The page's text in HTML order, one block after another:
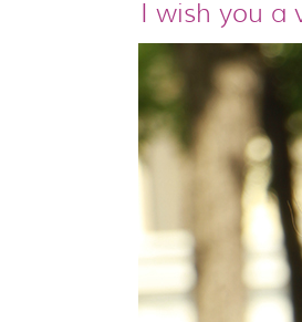
I wish you a